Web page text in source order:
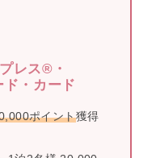
レス®・
ド・カード
ポイント獲得